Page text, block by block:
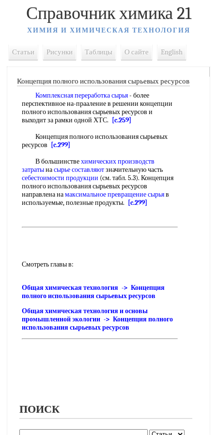
Справочник химика 21
ХИМИЯ И ХИМИЧЕСКАЯ ТЕХНОЛОГИЯ
Статьи Рисунки Таблицы О сайте English
Концепция полного использования сырьевых ресурсов
Комплексная переработка сырья- более
перспективное на-прааление в решении концепции
полного использования сырьевых ресурсов и
выходит за рамки одной ХТС.
[c.259]
Концепция полного использования сырьевых
ресурсов
[c.299]
В большинствехимических производств
затратынасырье составляютзначительную часть
себестоимости продукции (см. табл. 5.3). Концепция
полного использования сырьевых ресурсов
направлена намаксимальное превращение сырьяв
используемые, полезные продукты.
[c.299]
Смотреть главы в:
Общая химическая технология -> Концепция
полного использования сырьевых ресурсов
Общая химическая технология и основы
промышленной экологии -> Концепция полного
использования сырьевых ресурсов
ПОИСК